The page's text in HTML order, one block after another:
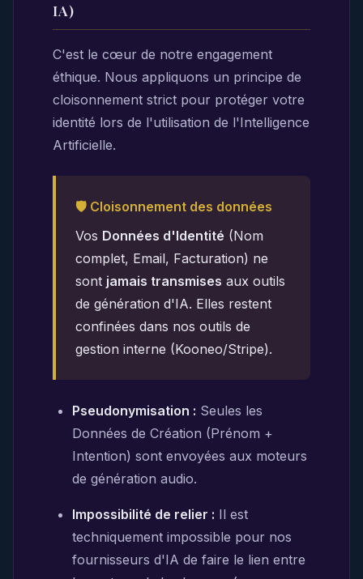
IA)
C'est le cœur de notre engagement
éthique. Nous appliquons un principe de
cloisonnement strict pour protéger votre
identité lors de l'utilisation de l'Intelligence
Artificielle.
🛡️ Cloisonnement des données
Vos Données d'Identité (Nom
complet, Email, Facturation) ne
sont jamais transmises aux outils
de génération d'IA. Elles restent
confinées dans nos outils de
gestion interne (Kooneo/Stripe).
Pseudonymisation : Seules les
Données de Création (Prénom +
Intention) sont envoyées aux moteurs
de génération audio.
Impossibilité de relier : Il est
techniquement impossible pour nos
fournisseurs d'IA de faire le lien entre